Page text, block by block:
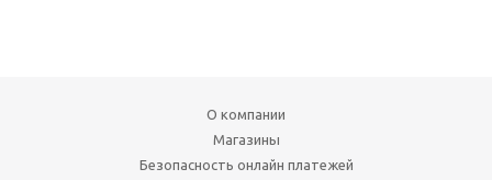
О компании
Магазины
Безопасность онлайн платежей